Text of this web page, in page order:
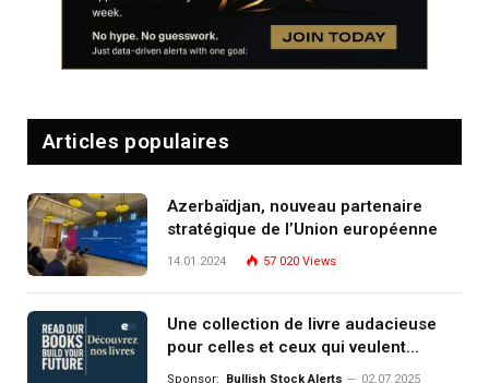
Articles populaires
Azerbaïdjan, nouveau partenaire
stratégique de l’Union européenne
14.01.2024 57 020 Views
Une collection de livre audacieuse
pour celles et ceux qui veulent
comprendre, investir et dominer le
Sponsor: Bullish Stock Alerts 02.07.2025